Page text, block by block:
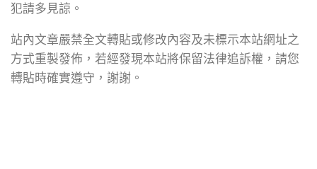
犯請多見諒。
站內文章嚴禁全文轉貼或修改內容及未標示本站網址之
方式重製發佈，若經發現本站將保留法律追訴權，請您
轉貼時確實遵守，謝謝。